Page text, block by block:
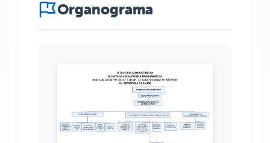
Organograma